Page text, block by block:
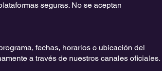
seguras. No se aceptan
fechas, horarios o ubicación del
a través de nuestros canales oficiales.